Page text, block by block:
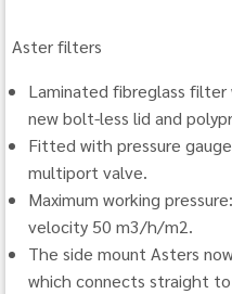
Aster filters
Laminated fibreglass filter
new bolt-less lid and
Fitted with pressure
multiport valve.
Maximum working
velocity 50 m3/h/m2.
The side mount Asters
which connects straight